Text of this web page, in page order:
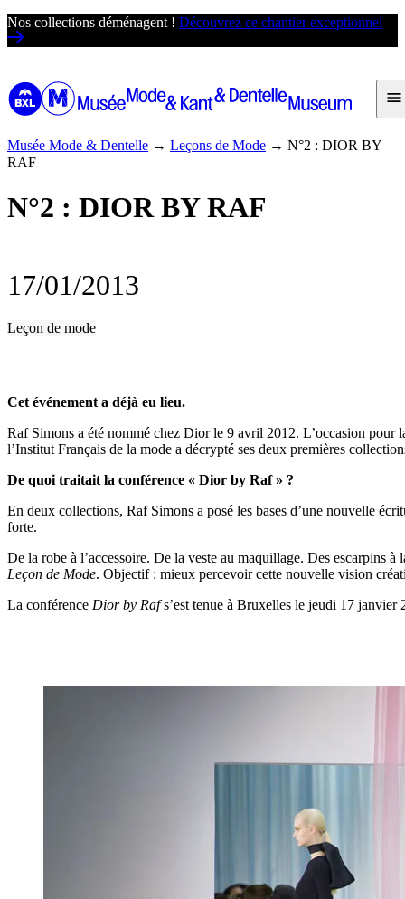
Passer
au
Nos collections déménagent ! Découvrez ce chantier exceptionnel
Musée Mode & Dentelle → Leçons de Mode → N°2 : DIOR BY
RAF
N°2 : DIOR BY RAF
17/01/2013
Leçon de mode
Cet événement a déjà eu lieu.
Raf Simons a été nommé chez Dior le 9 avril 2012. L’occasion pour
l’Institut Français de la mode a décrypté ses deux premières
De quoi traitait la conférence « Dior by Raf » ?
En deux collections, Raf Simons a posé les bases d’une nouvelle
forte.
De la robe à l’accessoire. De la veste au maquillage. Des escarpins
Leçon de Mode. Objectif : mieux percevoir cette nouvelle vision
La conférence Dior by Rafs’est tenue à Bruxelles le jeudi 17 janvier